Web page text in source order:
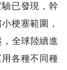
已發現，幹
梗塞範圍，
全球陸續進
各種不同種